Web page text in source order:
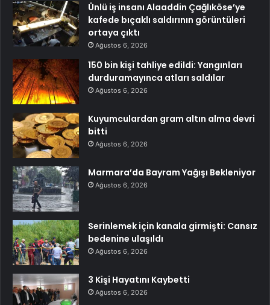
Ünlü iş insanı Alaaddin Çağlıköse’ye
kafede bıçaklı saldırının görüntüleri
ortaya çıktı
Ağustos 6, 2026
150 bin kişi tahliye edildi: Yangınları
durduramayınca atları saldılar
Ağustos 6, 2026
Kuyumculardan gram altın alma devri
bitti
Ağustos 6, 2026
Marmara’da Bayram Yağışı Bekleniyor
Ağustos 6, 2026
Serinlemek için kanala girmişti: Cansız
bedenine ulaşıldı
Ağustos 6, 2026
3 Kişi Hayatını Kaybetti
Ağustos 6, 2026